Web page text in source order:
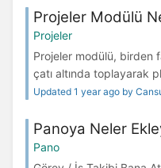
Projeler Modülü
Projeler
Projeler modülü, birden
çatı altında toplayarak
Updated 1 year ago by
Panoya Neler
Pano